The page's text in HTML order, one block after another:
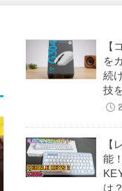
【
を
続
技
【
能
は